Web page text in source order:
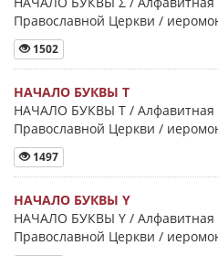
Православной Церкви /
1502
НАЧАЛО БУКВЫ Τ
НАЧАЛО БУКВЫ Τ / Алфавитная
Православной Церкви /
1497
НАЧАЛО БУКВЫ Y
НАЧАЛО БУКВЫ Y / Алфавитная
Православной Церкви /